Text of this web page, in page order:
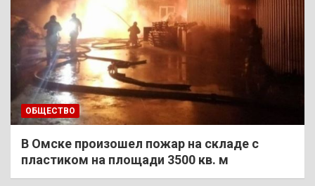
ОБЩЕСТВО
В Омске произошел пожар на складе с
пластиком на площади 3500 кв. м